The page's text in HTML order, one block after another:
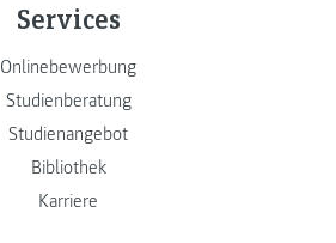
Services
Onlinebewerbung
Studienberatung
Studienangebot
Bibliothek
Karriere